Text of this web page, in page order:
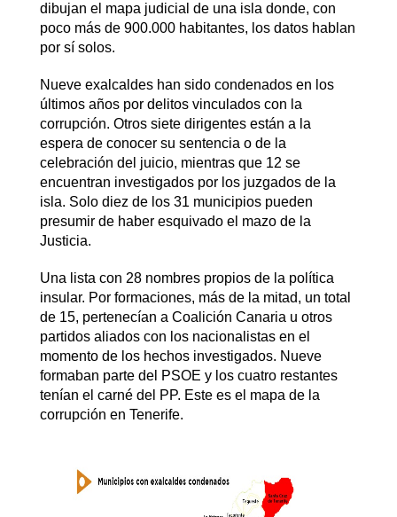
dibujan el mapa judicial de una isla donde, con
poco más de 900.000 habitantes, los datos hablan
por sí solos.
Nueve exalcaldes han sido condenados en los
últimos años por delitos vinculados con la
corrupción. Otros siete dirigentes están a la
espera de conocer su sentencia o de la
celebración del juicio, mientras que 12 se
encuentran investigados por los juzgados de la
isla. Solo diez de los 31 municipios pueden
presumir de haber esquivado el mazo de la
Justicia.
Una lista con 28 nombres propios de la política
insular. Por formaciones, más de la mitad, un total
de 15, pertenecían a Coalición Canaria u otros
partidos aliados con los nacionalistas en el
momento de los hechos investigados. Nueve
formaban parte del PSOE y los cuatro restantes
tenían el carné del PP. Este es el mapa de la
corrupción en Tenerife.